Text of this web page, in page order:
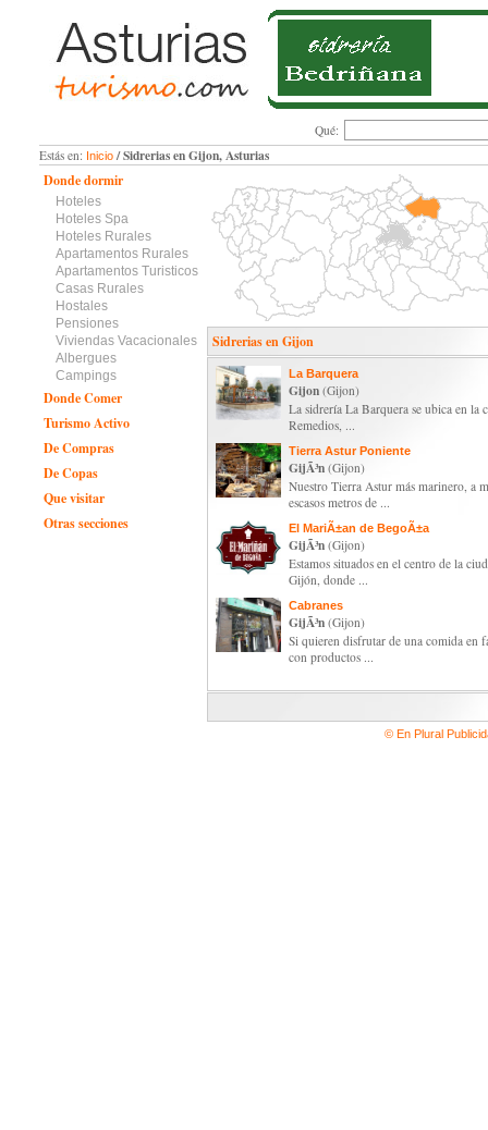
Qué:
Estás en: Inicio/ Sidrerias en Gijon, Asturias
Donde dormir
Hoteles
Hoteles Spa
Hoteles Rurales
Apartamentos Rurales
Apartamentos Turisticos
Casas Rurales
Hostales
Pensiones
Viviendas Vacacionales
Albergues
Campings
Donde Comer
Turismo Activo
De Compras
De Copas
Que visitar
Otras secciones
Sidrerias en Gijon
La Barquera
Gijon(Gijon)
La sidrería La Barquera se ubica en la
Remedios, ...
Tierra Astur Poniente
GijÃ³n(Gijon)
Nuestro Tierra Astur más marinero, a
escasos metros de ...
El MariÃ±an de BegoÃ±a
GijÃ³n(Gijon)
Estamos situados en el centro de la
Gijón, donde ...
Cabranes
GijÃ³n(Gijon)
Si quieren disfrutar de una comida en
con productos ...
© En Plural